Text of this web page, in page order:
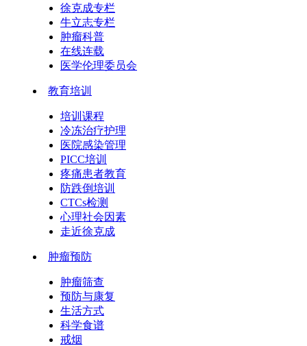
徐克成专栏
牛立志专栏
肿瘤科普
在线连载
医学伦理委员会
教育培训
培训课程
冷冻治疗护理
医院感染管理
PICC培训
疼痛患者教育
防跌倒培训
CTCs检测
心理社会因素
走近徐克成
肿瘤预防
肿瘤筛查
预防与康复
生活方式
科学食谱
戒烟